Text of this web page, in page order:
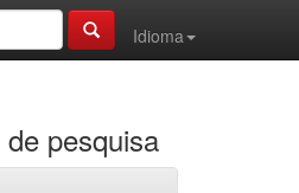
Idioma
pesquisa